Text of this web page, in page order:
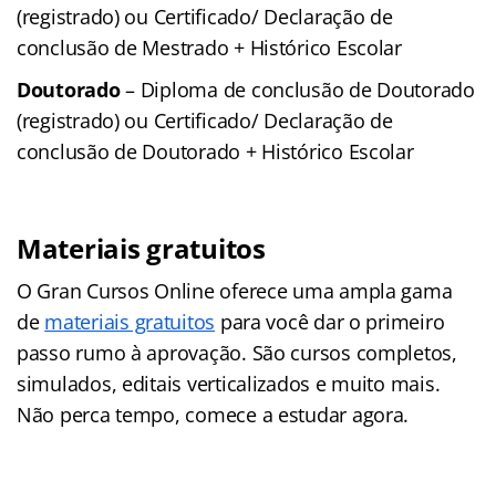
(registrado) ou Certificado/ Declaração de
conclusão de Mestrado + Histórico Escolar
Doutorado– Diploma de conclusão de Doutorado
(registrado) ou Certificado/ Declaração de
conclusão de Doutorado + Histórico Escolar
Materiais gratuitos
O Gran Cursos Online oferece uma ampla gama
de materiais gratuitos para você dar o primeiro
passo rumo à aprovação. São cursos completos,
simulados, editais verticalizados e muito mais.
Não perca tempo, comece a estudar agora.